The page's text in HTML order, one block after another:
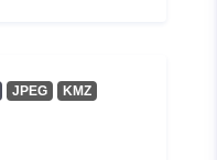
JPEG
KMZ